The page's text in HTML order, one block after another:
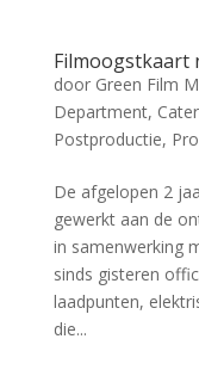
Filmoogstkaart
door Green Film
Department,
Postproductie,
De afgelopen 2
gewerkt aan de
in samenwerking
sinds gisteren
laadpunten,
die...